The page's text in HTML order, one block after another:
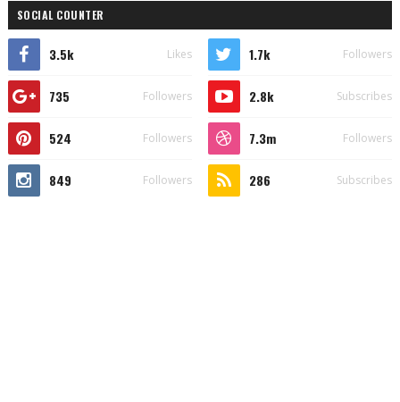
SOCIAL COUNTER
3.5k Likes 1.7k Followers
735 Followers 2.8k Subscribes
524 Followers 7.3m Followers
849 Followers 286 Subscribes